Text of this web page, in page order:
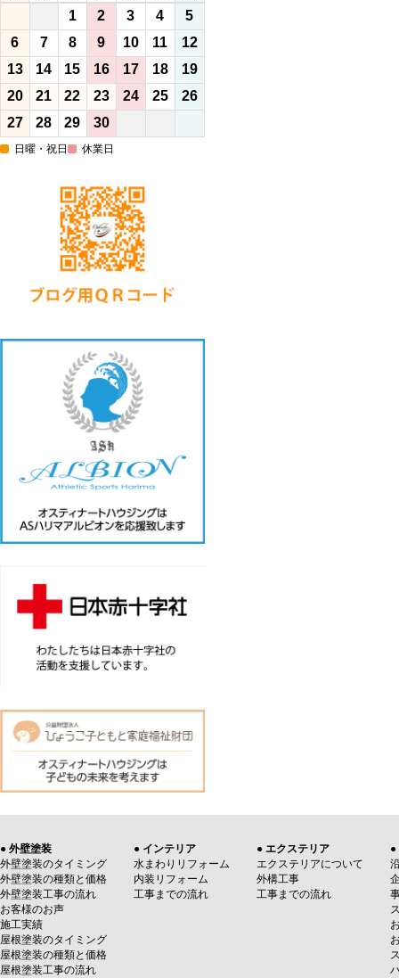
1 2 3 4
5
6
7 8 9 10 11
12
13
14 15 16 17 18
19
20
21 22 23 24 25
26
27
28 29 30
日曜・祝日 休業日
● 外壁塗装
外壁塗装のタイミング
外壁塗装の種類と価格
外壁塗装工事の流れ
お客様のお声
施工実績
屋根塗装のタイミング
屋根塗装の種類と価格
屋根塗装工事の流れ
● インテリア
水まわりリフォーム
内装リフォーム
工事までの流れ
● エクステリア
エクステリアについて
外構工事
工事までの流れ
●